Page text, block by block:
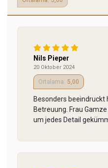
5,00
Nils Pieper
20 Oktober 2024
Besonders beeindruckt
Betreuung. Frau
um jedes Detail